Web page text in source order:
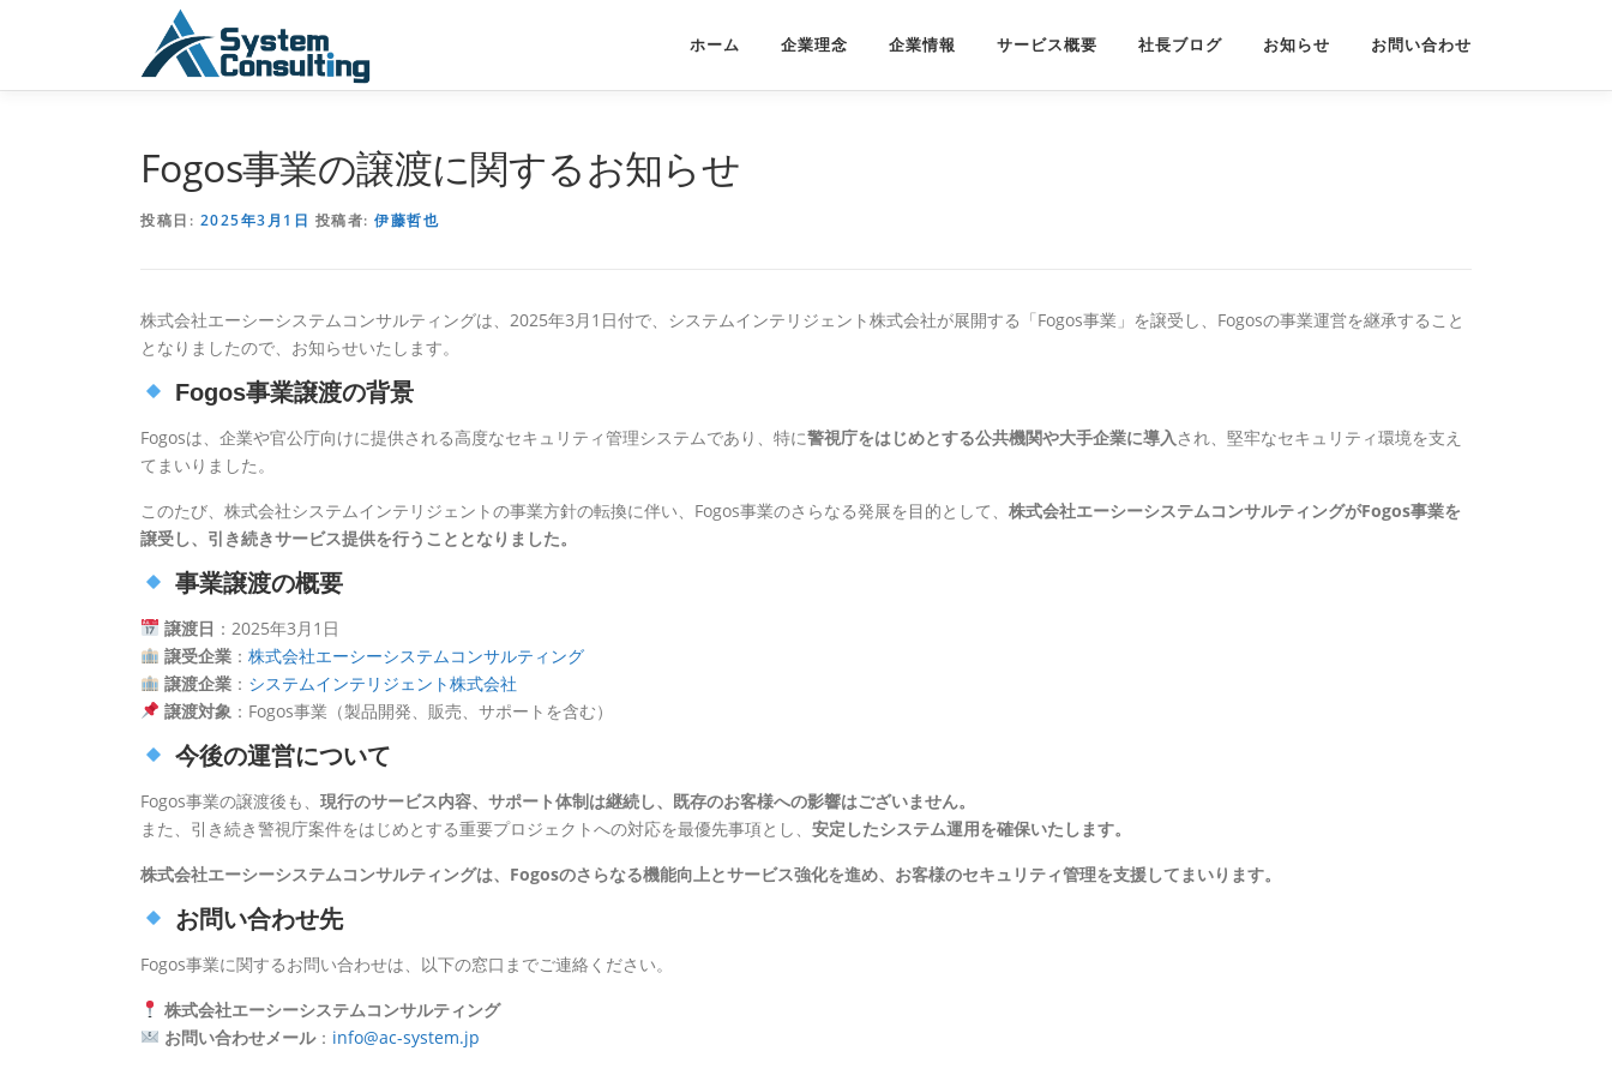
ン
ホーム 企業理念 企業情報 サービス概要 社長ブログ お知らせ お問い合わせ
Fogos事業の譲渡に関するお知らせ
投稿日: 2025年3月1日 投稿者: 伊藤哲也
株式会社エーシーシステムコンサルティングは、2025年3月1日付で、システムインテリジェント株式会社が展開する「Fogos事業」を譲受し、Fogosの事業運営を継承すること
となりましたので、お知らせいたします。
Fogos事業譲渡の背景
Fogosは、企業や官公庁向けに提供される高度なセキュリティ管理システムであり、特に警視庁をはじめとする公共機関や大手企業に導入され、堅牢なセキュリティ環境を支え
てまいりました。
このたび、株式会社システムインテリジェントの事業方針の転換に伴い、Fogos事業のさらなる発展を目的として、 株式会社エーシーシステムコンサルティングがFogos事業を
譲受し、引き続きサービス提供を行うこととなりました。
事業譲渡の概要
譲渡日 ：2025年3月1日
譲受企業： 株式会社エーシーシステムコンサルティング
譲渡企業： システムインテリジェント株式会社
譲渡対象：Fogos事業（製品開発、販売、サポートを含む）
今後の運営について
Fogos事業の譲渡後も、 現行のサービス内容、サポート体制は継続し、既存のお客様への影響はございません。
また、引き続き警視庁案件をはじめとする重要プロジェクトへの対応を最優先事項とし、 安定したシステム運用を確保いたします。
株式会社エーシーシステムコンサルティングは、Fogosのさらなる機能向上とサービス強化を進め、お客様のセキュリティ管理を支援してまいります。
お問い合わせ先
Fogos事業に関するお問い合わせは、以下の窓口までご連絡ください。
株式会社エーシーシステムコンサルティング
お問い合わせメール： info@ac-system.jp